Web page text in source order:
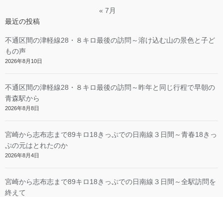
« 7月
最近の投稿
不通区間の津軽線28・８キロ最後の訪問～溶け込む山の景色と子ど
もの声
2026年8月10日
不通区間の津軽線28・８キロ最後の訪問～昨年と同じ行程で早朝の
青森駅から
2026年8月8日
宮崎から志布志まで89キロ18きっぷでの日南線３日間～青春18きっ
ぷの元はとれたのか
2026年8月4日
宮崎から志布志まで89キロ18きっぷでの日南線３日間～全駅訪問を
終えて